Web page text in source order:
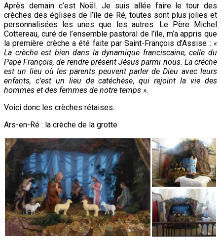
Après demain c’est Noël. Je suis allée faire le tour des
crèches des églises de l’île de Ré, toutes sont plus jolies et
personnalisées les unes que les autres. Le Père Michel
Cottereau, curé de l’ensemble pastoral de l’île, m’a appris que
la première crèche a été faite par Saint-François d’Assise : «
La crèche est bien dans la dynamique franciscaine, celle du
Pape François, de rendre présent Jésus parmi nous. La crèche
est un lieu où les parents peuvent parler de Dieu avec leurs
enfants, c’est un lieu de catéchèse, qui rejoint la vie des
hommes et des femmes de notre temps ».
Voici donc les crèches rétaises.
Ars-en-Ré : la crèche de la grotte